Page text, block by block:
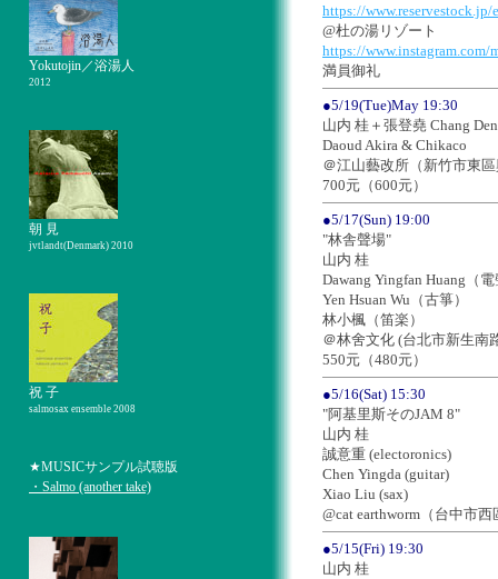
Yokutojin／浴湯人
2012
朝 見
jvtlandt(Denmark) 2010
祝 子
salmosax ensemble 2008
★MUSICサンプル試聴版
・Salmo (another take)
https://www.reservestock.jp/
@杜の湯リゾート
https://www.instagram.com/
満員御礼
●5/19(Tue)May 19:30
山内 桂＋張登堯 Chang
Daoud Akira & Chikaco
＠江山藝改所（新竹市東
700元（600元）
●5/17(Sun) 19:00
"林舎聲場"
山内 桂
Dawang Yingfan Huang（
Yen Hsuan Wu（古箏）
林小楓（笛楽）
＠林舍文化 (台北市新生南
550元（480元）
●5/16(Sat) 15:30
"阿基里斯そのJAM 8"
山内 桂
誠意重 (electoronics)
Chen Yingda (guitar)
Xiao Liu (sax)
@cat earthworm（台中市
●5/15(Fri) 19:30
山内 桂